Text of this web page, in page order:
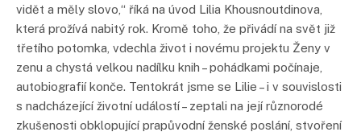
vidět a měly slovo,“ říká na úvod Lilia Khousnoutdinova,
která prožívá nabitý rok. Kromě toho, že přivádí na svět již
třetího potomka, vdechla život i novému projektu Ženy v
zenu a chystá velkou nadílku knih – pohádkami počínaje,
autobiografií konče. Tentokrát jsme se Lilie – i v souvislosti
s nadcházející životní událostí – zeptali na její různorodé
zkušenosti obklopující prapůvodní ženské poslání, stvoření